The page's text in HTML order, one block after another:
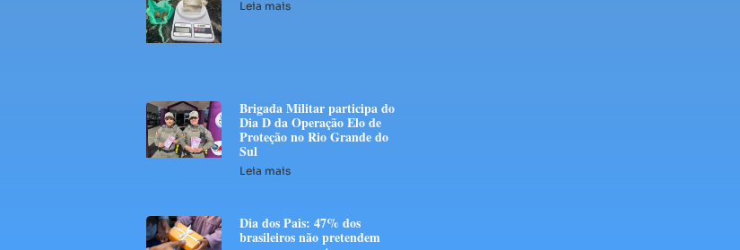
Leia mais
Brigada Militar participa do
Dia D da Operação Elo de
Proteção no Rio Grande do
Sul
Leia mais
Dia dos Pais: 47% dos
brasileiros não pretendem